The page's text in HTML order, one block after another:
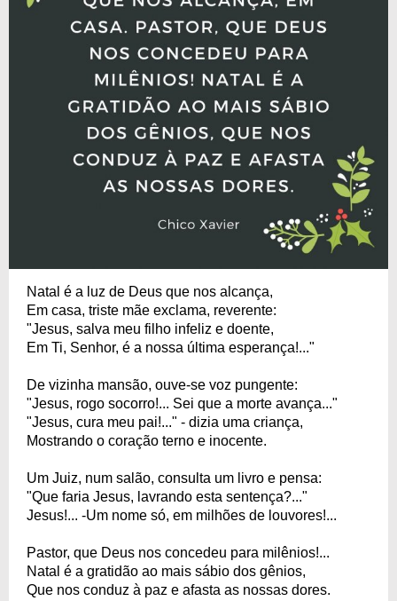
Natal é a luz de Deus que nos alcança,
Em casa, triste mãe exclama, reverente:
"Jesus, salva meu filho infeliz e doente,
Em Ti, Senhor, é a nossa última esperança!..."
De vizinha mansão, ouve-se voz pungente:
"Jesus, rogo socorro!... Sei que a morte avança..."
"Jesus, cura meu pai!..." - dizia uma criança,
Mostrando o coração terno e inocente.
Um Juiz, num salão, consulta um livro e pensa:
"Que faria Jesus, lavrando esta sentença?..."
Jesus!... -Um nome só, em milhões de louvores!...
Pastor, que Deus nos concedeu para milênios!...
Natal é a gratidão ao mais sábio dos gênios,
Que nos conduz à paz e afasta as nossas dores.